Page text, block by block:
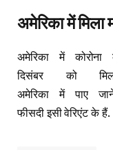
अमेरिकामेंमिला
अमेरिका में
दिसंबर को
अमेरिका में पाए
फीसदी इसी वेरिएंट के हैं.